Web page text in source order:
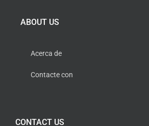
ABOUT US
Acerca de
Contacte con
CONTACT US